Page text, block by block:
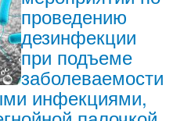
проведению
дезинфекции
при подъеме
заболеваемости
инфекциями,